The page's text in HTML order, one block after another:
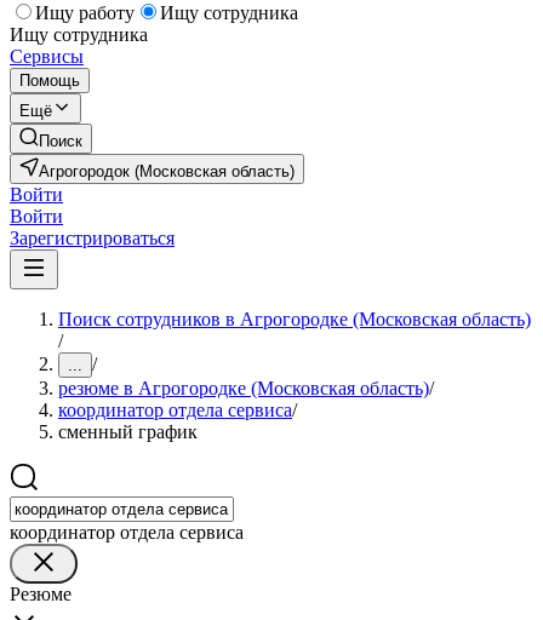
Ищу работу
Ищу сотрудника
Ищу сотрудника
Сервисы
Помощь
Ещё
Поиск
Агрогородок (Московская область)
Войти
Войти
Зарегистрироваться
Поиск сотрудников в Агрогородке (Московская область)
/
... /
резюме в Агрогородке (Московская область)/
координатор отдела сервиса/
сменный график
координатор отдела сервиса
Резюме